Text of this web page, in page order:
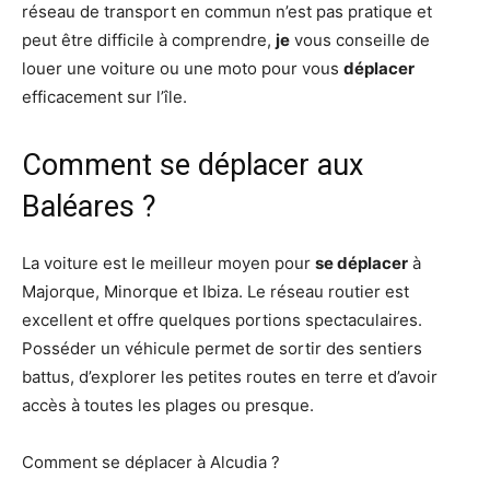
réseau de transport en commun n’est pas pratique et
peut être difficile à comprendre, je vous conseille de
louer une voiture ou une moto pour vous déplacer
efficacement sur l’île.
Comment se déplacer aux
Baléares ?
La voiture est le meilleur moyen pour se déplacer à
Majorque, Minorque et Ibiza. Le réseau routier est
excellent et offre quelques portions spectaculaires.
Posséder un véhicule permet de sortir des sentiers
battus, d’explorer les petites routes en terre et d’avoir
accès à toutes les plages ou presque.
Comment se déplacer à Alcudia ?